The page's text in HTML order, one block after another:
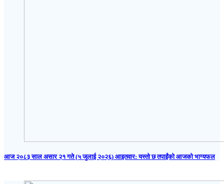
आज २०८३ साल असार २१ गते (५ जुलाई २०२६) आइतवार: यस्तो छ तपाईंको आजको भाग्यफल